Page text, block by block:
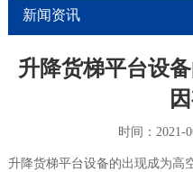
新闻资讯
升降货梯平台设
时间：2021-
升降货梯平台设备的出现成为高